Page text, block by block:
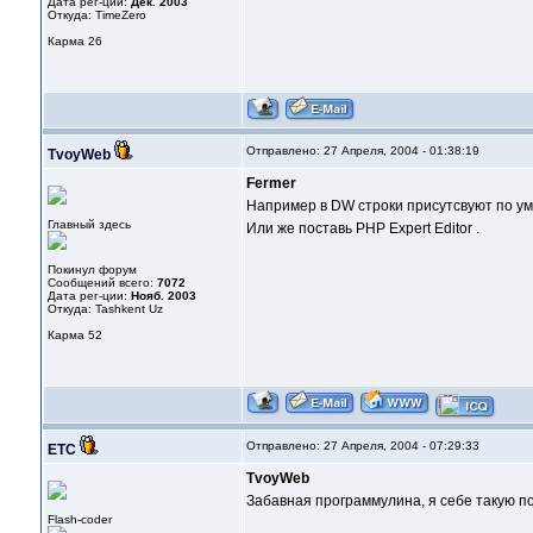
Откуда: TimeZero
Карма 26
TvoyWeb Отправлено: 27 Апреля, 2004 - 01:38:19
Главный здесь
Покинул форум
Сообщений всего: 7072
Дата рег-ции: Нояб. 2003
Откуда: Tashkent Uz
Карма 52
Fermer
Например в DW строки присутсвуют по
Или же поставь PHP Expert Editor .
ETC Отправлено: 27 Апреля, 2004 - 07:29:33
Flash-coder
TvoyWeb
Забавная программулина, я себе такую